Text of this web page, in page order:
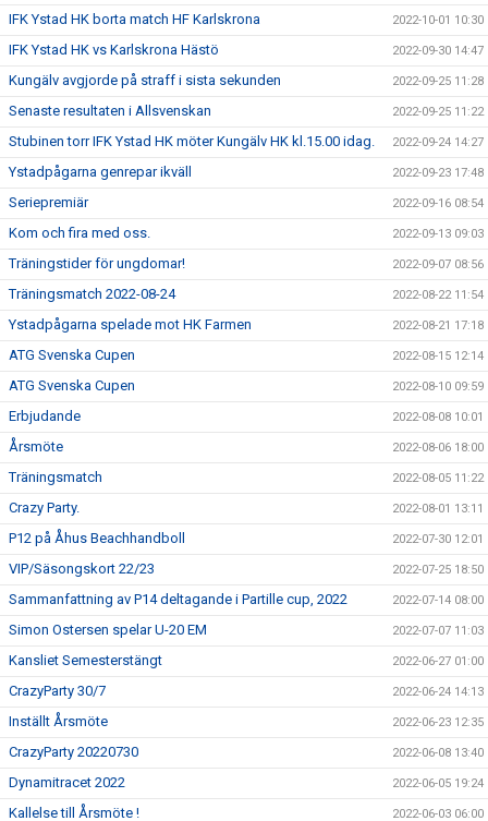
IFK Ystad HK borta match HF Karlskrona 2022-10-01 10:30
IFK Ystad HK vs Karlskrona Hästö 2022-09-30 14:47
Kungälv avgjorde på straff i sista sekunden 2022-09-25 11:28
Senaste resultaten i Allsvenskan 2022-09-25 11:22
Stubinen torr IFK Ystad HK möter Kungälv HK kl.15.00 idag. 2022-09-24 14:27
Ystadpågarna genrepar ikväll 2022-09-23 17:48
Seriepremiär 2022-09-16 08:54
Kom och fira med oss. 2022-09-13 09:03
Träningstider för ungdomar! 2022-09-07 08:56
Träningsmatch 2022-08-24 2022-08-22 11:54
Ystadpågarna spelade mot HK Farmen 2022-08-21 17:18
ATG Svenska Cupen 2022-08-15 12:14
ATG Svenska Cupen 2022-08-10 09:59
Erbjudande 2022-08-08 10:01
Årsmöte 2022-08-06 18:00
Träningsmatch 2022-08-05 11:22
Crazy Party. 2022-08-01 13:11
P12 på Åhus Beachhandboll 2022-07-30 12:01
VIP/Säsongskort 22/23 2022-07-25 18:50
Sammanfattning av P14 deltagande i Partille cup, 2022 2022-07-14 08:00
Simon Ostersen spelar U-20 EM 2022-07-07 11:03
Kansliet Semesterstängt 2022-06-27 01:00
CrazyParty 30/7 2022-06-24 14:13
Inställt Årsmöte 2022-06-23 12:35
CrazyParty 20220730 2022-06-08 13:40
Dynamitracet 2022 2022-06-05 19:24
Kallelse till Årsmöte ! 2022-06-03 06:00